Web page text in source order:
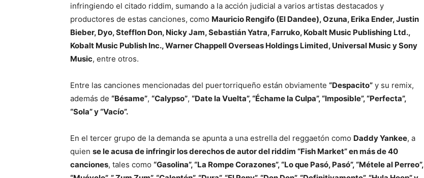
infringiendo el citado riddim, sumando a la acción judicial a varios artistas destacados y
productores de estas canciones, como Mauricio Rengifo (El Dandee), Ozuna, Erika Ender, Justin
Bieber, Dyo, Stefflon Don, Nicky Jam, Sebastián Yatra, Farruko, Kobalt Music Publishing Ltd.,
Kobalt Music Publish Inc., Warner Chappell Overseas Holdings Limited, Universal Music y Sony
Music, entre otros.
Entre las canciones mencionadas del puertorriqueño están obviamente “Despacito” y su remix,
además de “Bésame”, “Calypso”, “Date la Vuelta”, “Échame la Culpa”, “Imposible”, “Perfecta”,
“Sola” y “Vacío”.
En el tercer grupo de la demanda se apunta a una estrella del reggaetón como Daddy Yankee, a
quien se le acusa de infringir los derechos de autor del riddim “Fish Market” en más de 40
canciones, tales como “Gasolina”, “La Rompe Corazones”, “Lo que Pasó, Pasó”, “Métele al Perreo”,